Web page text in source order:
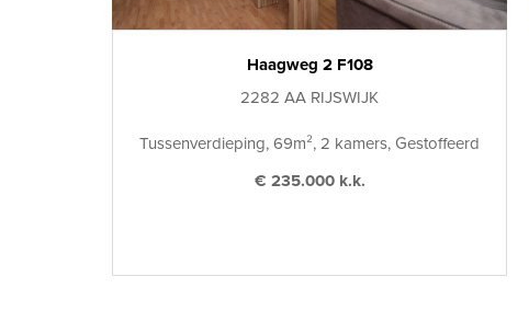
Haagweg 2 F108
2282 AA RIJSWIJK
Tussenverdieping, 69m², 2 kamers, Gestoffeerd
€ 235.000 k.k.